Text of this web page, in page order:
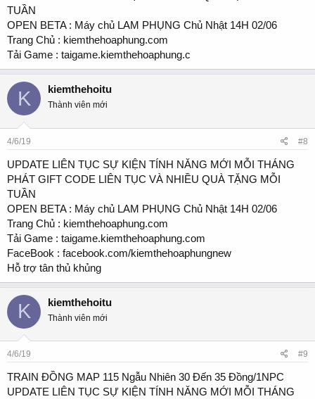
TUẦN
OPEN BETA : Máy chủ LAM PHỤNG Chủ Nhật 14H 02/06
Trang Chủ : kiemthehoaphung.com
Tải Game : taigame.kiemthehoaphung.c
K kiemthehoitu
Thành viên mới
4/6/19 #8
UPDATE LIÊN TỤC SỰ KIỆN TÍNH NĂNG MỚI MỖI THÁNG
PHÁT GIFT CODE LIÊN TỤC VÀ NHIỀU QUÀ TẶNG MỖI
TUẦN
OPEN BETA : Máy chủ LAM PHỤNG Chủ Nhật 14H 02/06
Trang Chủ : kiemthehoaphung.com
Tải Game : taigame.kiemthehoaphung.com
FaceBook : facebook.com/kiemthehoaphungnew
Hỗ trợ tân thủ khủng
K kiemthehoitu
Thành viên mới
4/6/19 #9
TRAIN ĐỒNG MAP 115 Ngẫu Nhiên 30 Đến 35 Đồng/1NPC
UPDATE LIÊN TỤC SỰ KIỆN TÍNH NĂNG MỚI MỖI THÁNG